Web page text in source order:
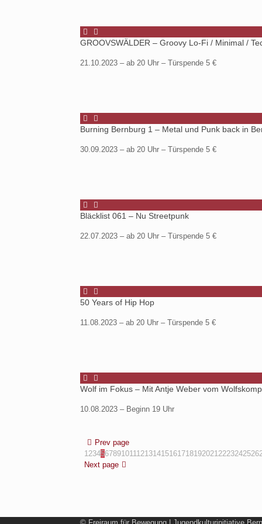
GROOVSWÄLDER – Groovy Lo-Fi / Minimal /
21.10.2023 – ab 20 Uhr – Türspende 5 €
Burning Bernburg 1 – Metal und Punk back in
30.09.2023 – ab 20 Uhr – Türspende 5 €
Bläcklist 061 – Nu Streetpunk
22.07.2023 – ab 20 Uhr – Türspende 5 €
50 Years of Hip Hop
11.08.2023 – ab 20 Uhr – Türspende 5 €
Wolf im Fokus – Mit Antje Weber vom
10.08.2023 – Beginn 19 Uhr
Prev page
1234567891011121314151617181920212223242526
Next page